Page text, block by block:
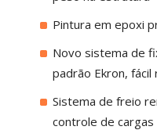
Pintura em epoxi
Novo sistema de
padrão Ekron,
Sistema de freio
controle de